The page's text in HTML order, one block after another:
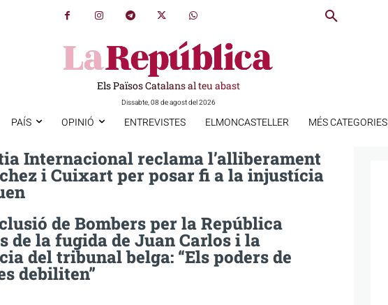
Els Països Catalans al teu abast
Dissabte, 08 de agost del 2026
PAÍS OPINIÓ ENTREVISTES ELMONCASTELLER MÉS CATEGORIES
Internacional reclama l’alliberament
i Cuixart per posar fi a la injustícia
de Bombers per la República
de la fugida de Juan Carlos i la
del tribunal belga: “Els poders de
debiliten”